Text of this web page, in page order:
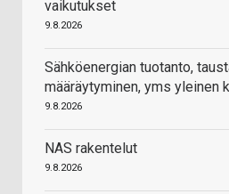
vaikutukset
9.8.2026
Sähköenergian tuotanto,
määräytyminen, yms yleinen
9.8.2026
NAS rakentelut
9.8.2026